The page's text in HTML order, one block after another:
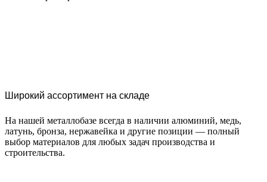
Широкий ассортимент на складе
На нашей металлобазе всегда в наличии алюминий, медь,
латунь, бронза, нержавейка и другие позиции — полный
выбор материалов для любых задач производства и
строительства.